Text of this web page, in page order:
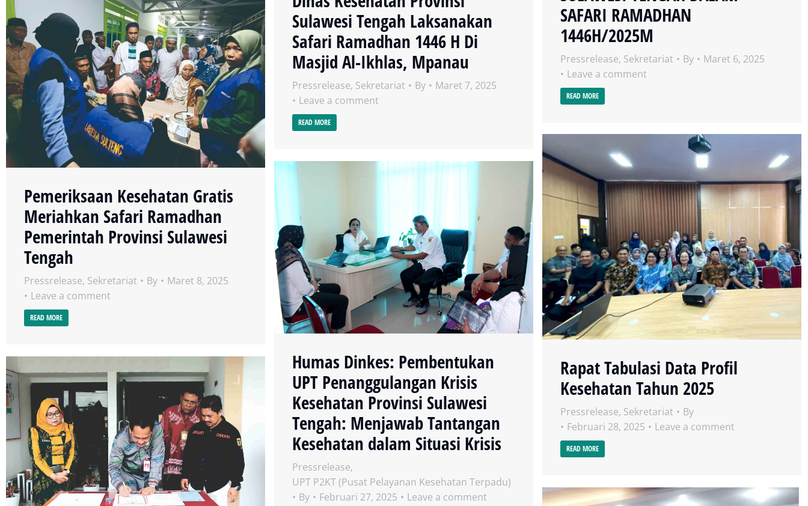
Pemeriksaan Kesehatan Gratis
Meriahkan Safari Ramadhan
Pemerintah Provinsi Sulawesi
Tengah
Pressrelease, Sekretariat By
Maret 8, 2025
Leave a comment
READ MORE
Sulawesi Tengah Laksanakan
Safari Ramadhan 1446 H Di
Masjid Al-Ikhlas, Mpanau
Pressrelease, Sekretariat By
Maret 7, 2025
Leave a comment
READ MORE
SAFARI RAMADHAN
1446H/2025M
Pressrelease, Sekretariat By
Maret 6, 2025
Leave a comment
READ MORE
Rapat Tabulasi Data Profil
Kesehatan Tahun 2025
Pressrelease, Sekretariat
By
Februari 28, 2025
Leave a comment
READ MORE
Humas Dinkes: Pembentukan
UPT Penanggulangan Krisis
Kesehatan Provinsi Sulawesi
Tengah: Menjawab Tantangan
Kesehatan dalam Situasi Krisis
Pressrelease,
UPT P2KT (Pusat Pelayanan Kesehatan Terpadu)
By
Februari 27, 2025 Leave a comment